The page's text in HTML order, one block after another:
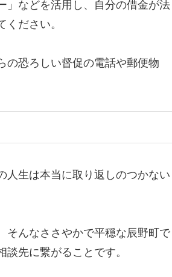
」などを活用し、自分の借金が法
ださい。
の恐ろしい督促の電話や郵便物
人生は本当に取り返しのつかない
そんなささやかで平穏な辰野町で
先に繋がることです。